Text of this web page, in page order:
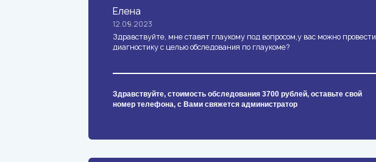
Елена
12.09.2023
Здравствуйте, мне ставят глаукому под вопросом,у вас можно провести
диагностику с целью обследования по глаукоме?
Здравствуйте, стоимость обследования 3700 рублей, оставьте свой
номер телефона, с Вами свяжется администратор